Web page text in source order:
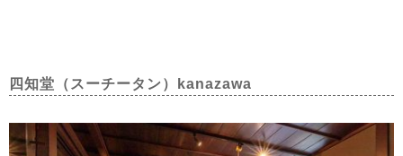
四知堂（スーチータン）kanazawa